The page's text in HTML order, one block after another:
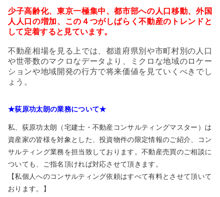
少子高齢化、東京一極集中、都市部への人口移動、外国
人人口の増加、この４つがしばらく不動産のトレンドと
して定着すると見ています。
不動産相場を見る上では、都道府県別や市町村別の人口
や世帯数のマクロなデータより、ミクロな地域のロケー
ションや地域開発の行方で将来価値を見ていくべきでし
ょう。
★荻原功太朗の業務について★
私、荻原功太朗（宅建士・不動産コンサルティングマスター）は
資産家の皆様を対象とした、投資物件の限定情報のご紹介、コン
サルティング業務を担当致しております。不動産売買のご相談に
ついても、ご指名頂ければ対応させて頂きます。
【私個人へのコンサルティング依頼はすべて有料とさせて頂いて
おります。】